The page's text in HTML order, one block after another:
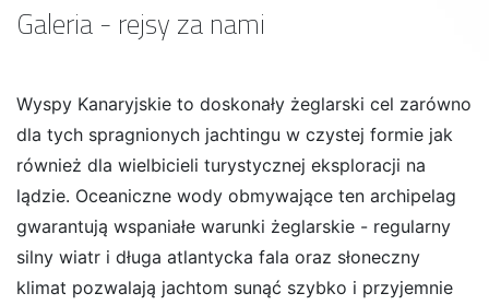
Galeria - rejsy za nami
Wyspy Kanaryjskie to doskonały żeglarski cel zarówno
dla tych spragnionych jachtingu w czystej formie jak
również dla wielbicieli turystycznej eksploracji na
lądzie. Oceaniczne wody obmywające ten archipelag
gwarantują wspaniałe warunki żeglarskie - regularny
silny wiatr i długa atlantycka fala oraz słoneczny
klimat pozwalają jachtom sunąć szybko i przyjemnie